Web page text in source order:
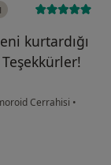
kurtardığı
Cerrahisi •